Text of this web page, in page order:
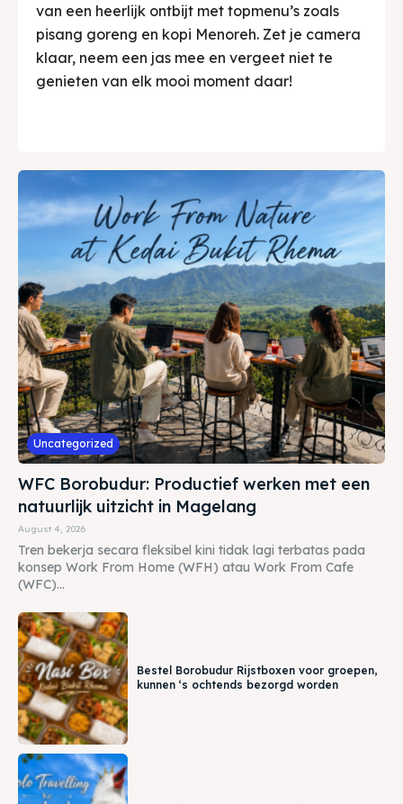
van een heerlijk ontbijt met topmenu’s zoals
pisang goreng en kopi Menoreh. Zet je camera
klaar, neem een jas mee en vergeet niet te
genieten van elk mooi moment daar!
Uncategorized
WFC Borobudur: Productief werken met een
natuurlijk uitzicht in Magelang
August 4, 2026
Tren bekerja secara fleksibel kini tidak lagi terbatas pada
konsep Work From Home (WFH) atau Work From Cafe
(WFC)...
Bestel Borobudur Rijstboxen voor groepen,
kunnen ‘s ochtends bezorgd worden